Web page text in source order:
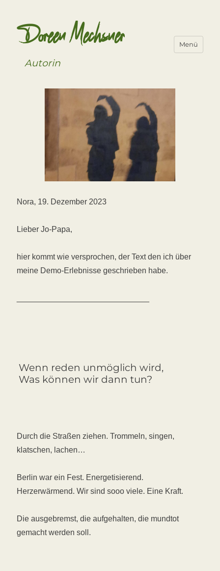
Doreen Mechsner
Autorin
Menü
Nora, 19. Dezember 2023
Lieber Jo-Papa,
hier kommt wie versprochen, der Text den ich über
meine Demo-Erlebnisse geschrieben habe.
Wenn reden unmöglich wird,
Was können wir dann tun?
Durch die Straßen ziehen. Trommeln, singen,
klatschen, lachen…
Berlin war ein Fest. Energetisierend.
Herzerwärmend. Wir sind sooo viele. Eine Kraft.
Die ausgebremst, die aufgehalten, die mundtot
gemacht werden soll.